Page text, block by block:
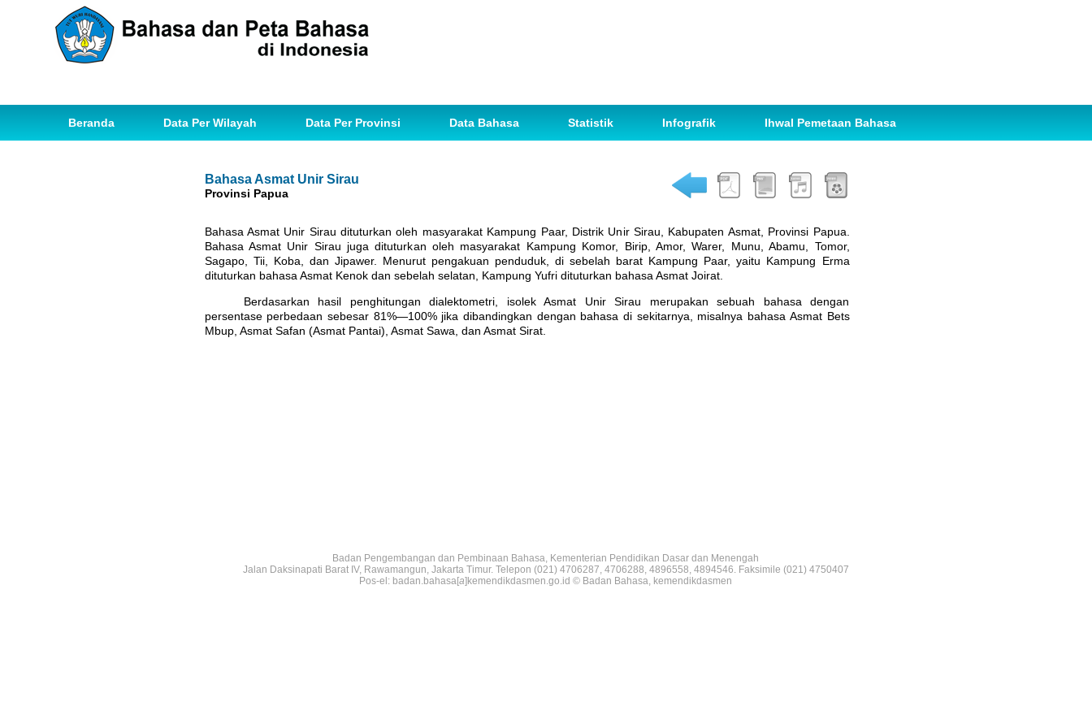
Beranda Data Per Wilayah Data Per Provinsi Data Bahasa Statistik Infografik Ihwal Pemetaan Bahasa
Bahasa Asmat Unir Sirau
Provinsi Papua
Bahasa Asmat Unir Sirau dituturkan oleh masyarakat Kampung Paar, Distrik Unir Sirau, Kabupaten Asmat, Provinsi Papua.
Bahasa Asmat Unir Sirau juga dituturkan oleh masyarakat Kampung Komor, Birip, Amor, Warer, Munu, Abamu, Tomor,
Sagapo, Tii, Koba, dan Jipawer. Menurut pengakuan penduduk, di sebelah barat Kampung Paar, yaitu Kampung Erma
dituturkan bahasa Asmat Kenok dan sebelah selatan, Kampung Yufri dituturkan bahasa Asmat Joirat.
Berdasarkan hasil penghitungan dialektometri, isolek Asmat Unir Sirau merupakan sebuah bahasa dengan
persentase perbedaan sebesar 81%—100% jika dibandingkan dengan bahasa di sekitarnya, misalnya bahasa Asmat Bets
Mbup, Asmat Safan (Asmat Pantai), Asmat Sawa, dan Asmat Sirat.
Badan Pengembangan dan Pembinaan Bahasa, Kementerian Pendidikan Dasar dan Menengah
Jalan Daksinapati Barat IV, Rawamangun, Jakarta Timur. Telepon (021) 4706287, 4706288, 4896558, 4894546. Faksimile (021) 4750407
Pos-el: badan.bahasa[a]kemendikdasmen.go.id © Badan Bahasa, kemendikdasmen